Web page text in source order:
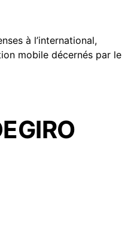
à l’international,
mobile décernés par le